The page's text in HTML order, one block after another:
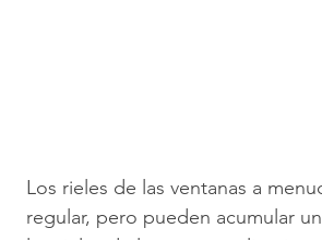
Los rieles de las ventanas a
regular, pero pueden acumular